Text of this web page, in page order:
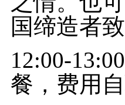
国缔造者
12:00-
餐， 费用